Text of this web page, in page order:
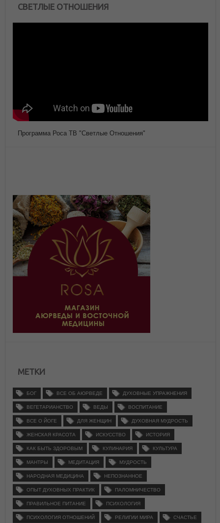
СВЕТЛЫЕ ОТНОШЕНИЯ
Программа Роса ТВ "Светлые Отношения"
МЕТКИ
БОГ ВСЕ ОБ АЮРВЕДЕ ДУХОВНЫЕ УПРАЖНЕНИЯ
ВЕГЕТАРИАНСТВО ВЕДЫ ВОСПИТАНИЕ
ВСЕ О ЙОГЕ ДЛЯ ЖЕНЩИН ДУХОВНАЯ МУДРОСТЬ
ЖЕНСКАЯ КРАСОТА ИСКУССТВО ИСТОРИЯ
КАК БЫТЬ ЗДОРОВЫМ КУЛИНАРИЯ КУЛЬТУРА
МАНТРЫ МЕДИТАЦИЯ МУДРОСТЬ
НАРОДНАЯ МЕДИЦИНА НЕПОЗНАННОЕ
ОПЫТ ДУХОВНЫХ ПРАКТИК ПАЛОМНИЧЕСТВО
ПРАВИЛЬНОЕ ПИТАНИЕ ПСИХОЛОГИЯ
ПСИХОЛОГИЯ ОТНОШЕНИЙ РЕЛИГИИ МИРА СЧАСТЬЕ